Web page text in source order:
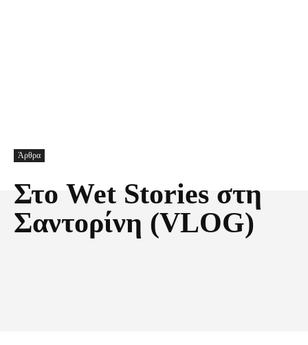
Άρθρα
Στο Wet Stories στη
Σαντορίνη (VLOG)